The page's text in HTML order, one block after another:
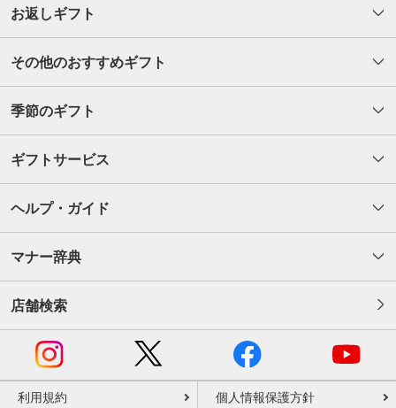
お返しギフト
その他のおすすめギフト
季節のギフト
ギフトサービス
ヘルプ・ガイド
マナー辞典
店舗検索
利用規約 個人情報保護方針